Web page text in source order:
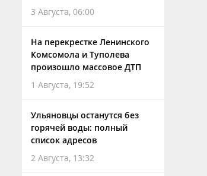
3 Августа, 06:00
На перекрестке Ленинского
Комсомола и Туполева
произошло массовое ДТП
1 Августа, 19:52
Ульяновцы останутся без
горячей воды: полный
список адресов
2 Августа, 13:32